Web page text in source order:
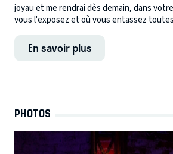
joyau et me rendrai dès demain, dans
vous l'exposez et où vous entassez
En savoir plus
PHOTOS